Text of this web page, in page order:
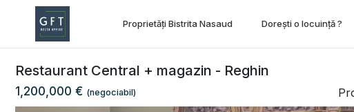
Proprietăți Bistrita Nasaud Dorești o locuință ?
Restaurant Central + magazin - Reghin
1,200,000 € (negociabil)